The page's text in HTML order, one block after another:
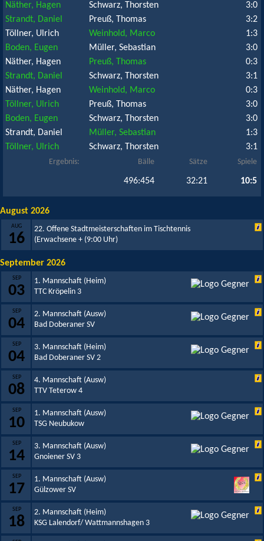
Näther, Hagen
Schwarz, Thorsten
3:0
Strandt, Daniel
Preuß, Thomas
3:2
Töllner, Ulrich
Weinhold, Marco
1:3
Boden, Eugen
Müller, Sebastian
3:0
Näther, Hagen
Preuß, Thomas
0:3
Strandt, Daniel
Schwarz, Thorsten
3:1
Näther, Hagen
Weinhold, Marco
0:3
Töllner, Ulrich
Preuß, Thomas
3:0
Boden, Eugen
Schwarz, Thorsten
3:0
Strandt, Daniel
Müller, Sebastian
1:3
Töllner, Ulrich
Schwarz, Thorsten 3:1
Ergebnis: Bälle Sätze Spiele
496:454 32:21 10:5
August 2026
AUG
16
22. Offene Stadtmeisterschaften im Tischtennis
(Erwachsene + (9:00 Uhr)
September 2026
SEP
03
1. Mannschaft (Heim)
TTC Kröpelin 3
SEP
04
2. Mannschaft (Ausw)
Bad Doberaner SV
SEP
04
3. Mannschaft (Heim)
Bad Doberaner SV 2
SEP
08
4. Mannschaft (Ausw)
TTV Teterow 4
SEP
10
1. Mannschaft (Ausw)
TSG Neubukow
SEP
14
3. Mannschaft (Ausw)
Gnoiener SV 3
SEP
17
1. Mannschaft (Ausw)
Gülzower SV
SEP
18
2. Mannschaft (Heim)
KSG Lalendorf/ Wattmannshagen 3